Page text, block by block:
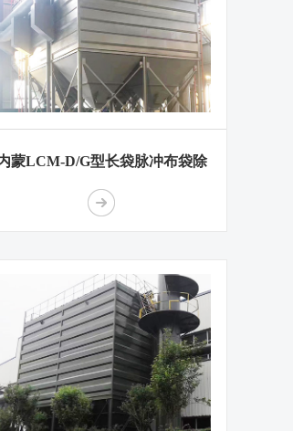
蒙LCM-D/G型长袋脉冲布袋除
尘器